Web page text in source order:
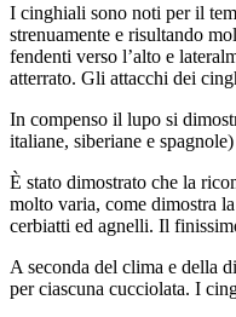
I cinghiali sono noti per il
strenuamente e risultando
fendenti verso l’alto e
atterrato. Gli attacchi dei
In compenso il lupo si
italiane, siberiane e
È stato dimostrato che la
molto varia, come dimostra
cerbiatti ed agnelli. Il
A seconda del clima e della
per ciascuna cucciolata. I